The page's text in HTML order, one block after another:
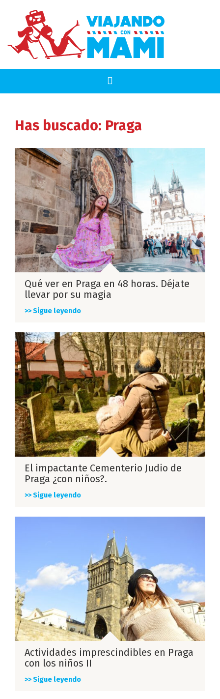
Has buscado: Praga
Qué ver en Praga en 48 horas. Déjate
llevar por su magia
>> Sigue leyendo
El impactante Cementerio Judio de
Praga ¿con niños?.
>> Sigue leyendo
Actividades imprescindibles en Praga
con los niños II
>> Sigue leyendo